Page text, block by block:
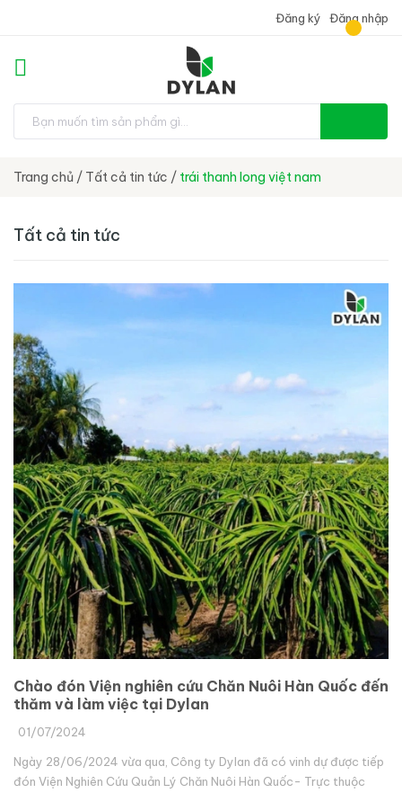
Đăng ký Đăng nhập
Trang chủ / Tất cả tin tức / trái thanh long việt nam
Tất cả tin tức
Chào đón Viện nghiên cứu Chăn Nuôi Hàn Quốc đến
thăm và làm việc tại Dylan
01/07/2024
Ngày 28/06/2024 vừa qua, Công ty Dylan đã có vinh dự được tiếp
đón Viện Nghiên Cứu Quản Lý Chăn Nuôi Hàn Quốc- Trực thuộc